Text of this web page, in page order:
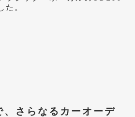
た。
、さらなるカーオーデ